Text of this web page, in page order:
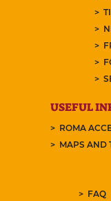
USEFUL
ROMA
MAPS AND
FAQ